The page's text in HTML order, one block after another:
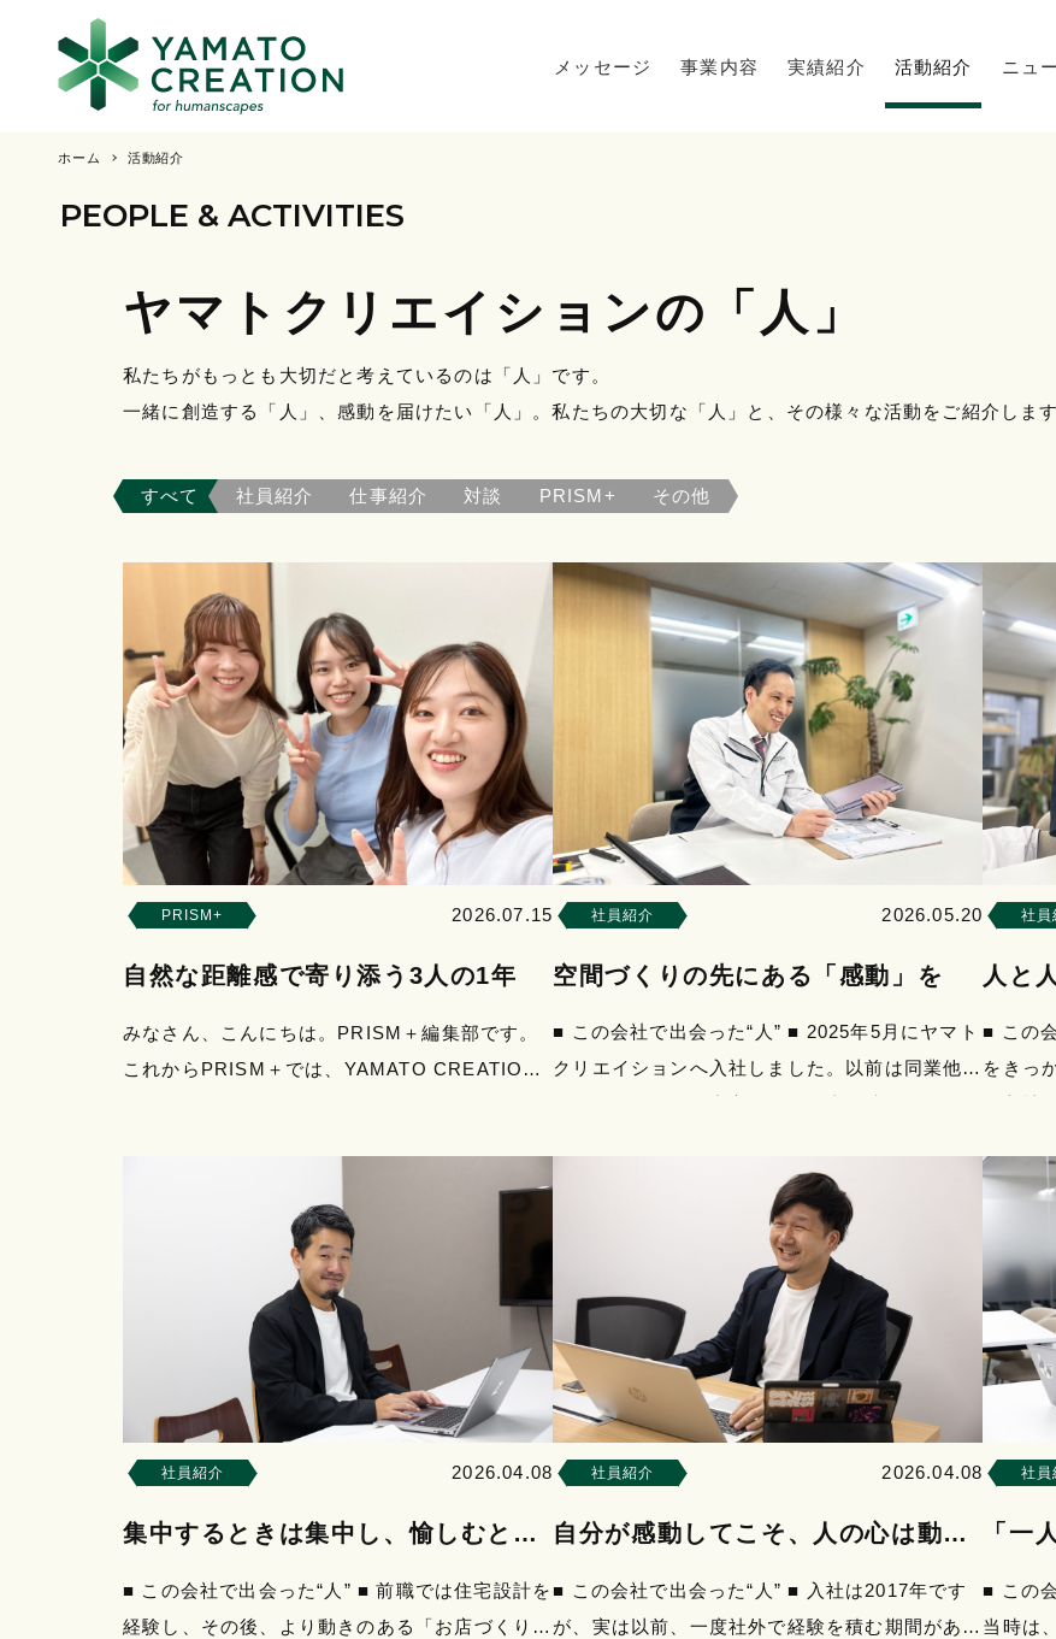
メッセージ 事業内容 実績紹介 活動紹介 ニュ
ホーム 活動紹介
PEOPLE & ACTIVITIES
ヤマトクリエイションの「人」
私たちがもっとも大切だと考えているのは「人」です。
一緒に創造する「人」、感動を届けたい「人」。私たちの大切な「人」と、その様々な活動をご紹介します
すべて 社員紹介 仕事紹介 対談 PRISM+ その他
PRISM+ 2026.07.15
自然な距離感で寄り添う3人の1年
みなさん、こんにちは。PRISM＋編集部です。
これからPRISM＋では、YAMATO CREATION
社員紹介 2026.05.20
空間づくりの先にある「感動」を
■ この会社で出会った“人” ■ 2025年5月にヤマト
クリエイションへ入社しました。以前は同業他社
社員
人と
■ この
をきっ
社員紹介 2026.04.08
集中するときは集中し、愉しむとき
■ この会社で出会った“人” ■ 前職では住宅設計を
経験し、その後、より動きのある「お店づくり」
社員紹介 2026.04.08
自分が感動してこそ、人の心は動か
■ この会社で出会った“人” ■ 入社は2017年です
が、実は以前、一度社外で経験を積む期間があり
社員
「一
■ この
当時は